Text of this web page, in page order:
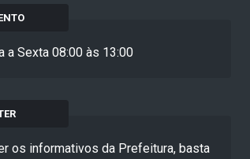
a Sexta 08:00 às 13:00
os informativos da Prefeitura, basta